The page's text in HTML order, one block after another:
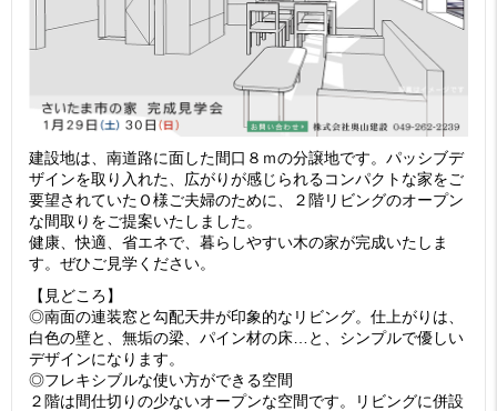
建設地は、南道路に面した間口８ｍの分譲地です。パッシブデ
ザインを取り入れた、広がりが感じられるコンパクトな家をご
要望されていたＯ様ご夫婦のために、２階リビングのオープン
な間取りをご提案いたしました。
健康、快適、省エネで、暮らしやすい木の家が完成いたしま
す。ぜひご見学ください。
【見どころ】
◎南面の連装窓と勾配天井が印象的なリビング。仕上がりは、
白色の壁と、無垢の梁、パイン材の床…と、シンプルで優しい
デザインになります。
◎フレキシブルな使い方ができる空間
２階は間仕切りの少ないオープンな空間です。リビングに併設